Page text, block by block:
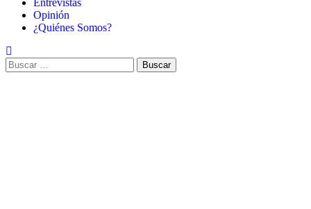
Entrevistas
Opinión
¿Quiénes Somos?
Buscar: